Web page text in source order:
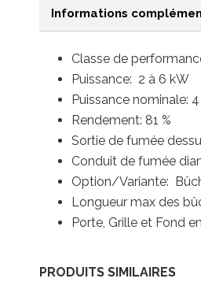
Informations
Classe de
Puissance: 2 à 6 kW
Puissance nominale:
Rendement: 81 %
Sortie de fumée
Conduit de fumée
Option/Variante:
Longueur max des
Porte, Grille et Fond
PRODUITS SIMILAIRES